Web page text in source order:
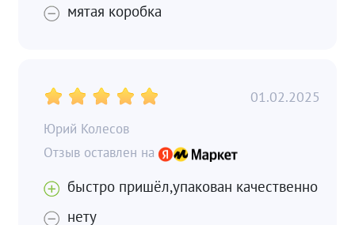
мятая коробка
Юрий Колесов
01.02.2025
быстро пришёл,упакован качественно
нету